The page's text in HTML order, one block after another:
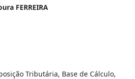
FERREIRA
Tributária, Base de Cálculo,